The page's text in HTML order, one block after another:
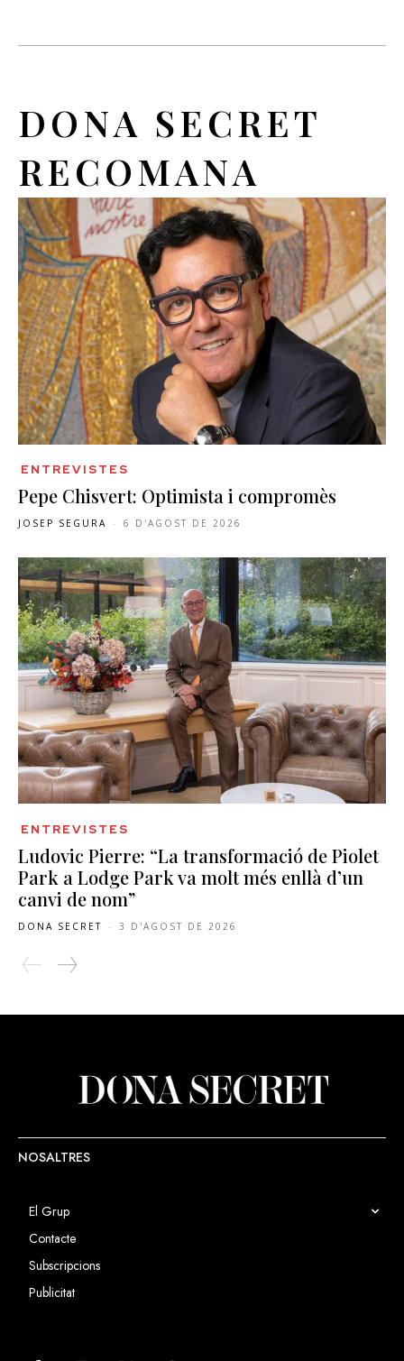
DONA SECRET
RECOMANA
ENTREVISTES
Pepe Chisvert: Optimista i compromès
JOSEP SEGURA - 6 D'AGOST DE 2026
ENTREVISTES
Ludovic Pierre: “La transformació de Piolet
Park a Lodge Park va molt més enllà d’un
canvi de nom”
DONA SECRET - 3 D'AGOST DE 2026
NOSALTRES
El Grup
Contacte
Subscripcions
Publicitat